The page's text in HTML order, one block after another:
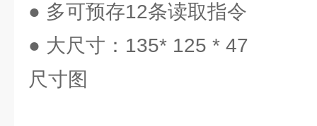
● 多可预存12条读取指令
● 大尺寸：135* 125 * 47
尺寸图